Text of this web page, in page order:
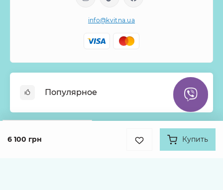
6 100 грн Купить
info@kvitna.ua
Популярное
Онлайн-Витрина